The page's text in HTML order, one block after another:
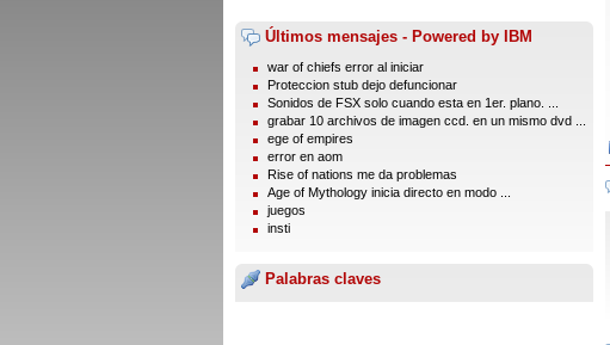
Últimos mensajes - Powered by IBM
war of chiefs error al iniciar
Proteccion stub dejo defuncionar
Sonidos de FSX solo cuando esta en 1er. plano. ...
grabar 10 archivos de imagen ccd. en un mismo dvd ...
ege of empires
error en aom
Rise of nations me da problemas
Age of Mythology inicia directo en modo ...
juegos
insti
Palabras claves